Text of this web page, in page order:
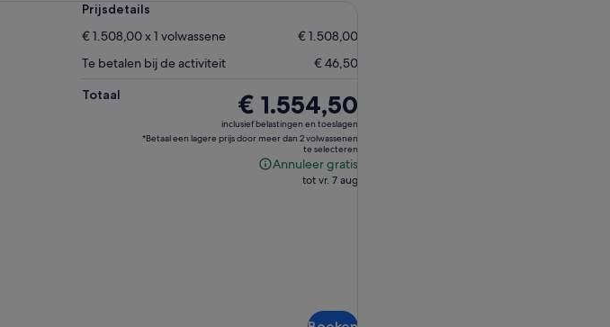
Prijsdetails
€ 1.508,00 x 1 volwassene
€ 1.508,00
Te betalen bij de activiteit
€ 46,50
Totaal
De
prijs
is
€ 1.554,50
€ 1.554,50
inclusief belastingen en toeslagen
*Betaal een lagere prijs door meer dan 2 volwassenen
te selecteren
Annuleer gratis
Annuleer
tot vr. 7 aug